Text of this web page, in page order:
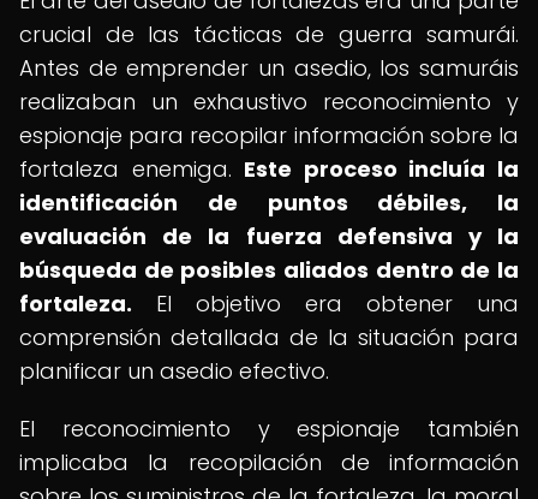
crucial de las tácticas de guerra samurái.
Antes de emprender un asedio, los samuráis
realizaban un exhaustivo reconocimiento y
espionaje para recopilar información sobre la
fortaleza enemiga. Este proceso incluía la
identificación de puntos débiles, la
evaluación de la fuerza defensiva y la
búsqueda de posibles aliados dentro de la
fortaleza. El objetivo era obtener una
comprensión detallada de la situación para
planificar un asedio efectivo.
El reconocimiento y espionaje también
implicaba la recopilación de información